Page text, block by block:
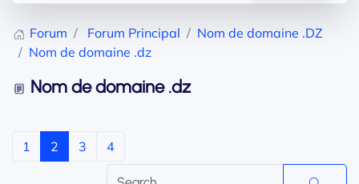
Forum Forum Principal
Nom de domaine .DZ
Nom de domaine .dz
Nom de domaine .dz
1 2 3 4